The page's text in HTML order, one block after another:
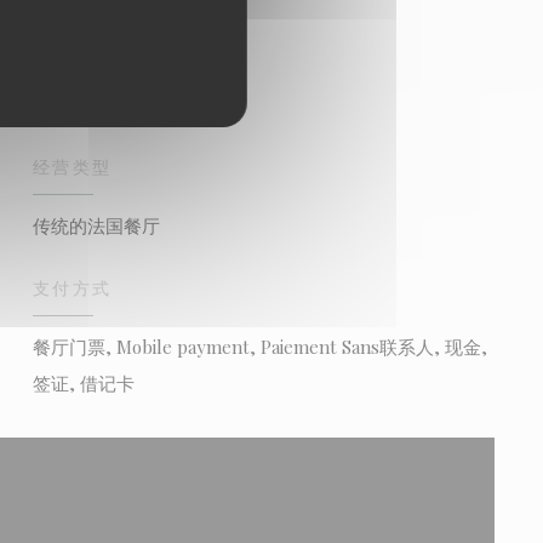
经营类型
传统的法国餐厅
支付方式
餐厅门票, Mobile payment, Paiement Sans联系人, 现金,
签证, 借记卡